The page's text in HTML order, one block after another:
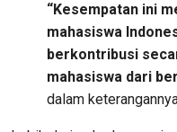
“Kesempatan ini
mahasiswa
berkontribusi
mahasiswa dari
dalam